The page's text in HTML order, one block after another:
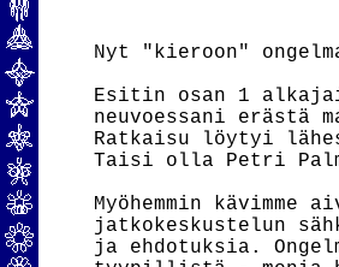
Nyt "kieroon"
Esitin osan 1
neuvoessani erästä
Ratkaisu löytyi
Taisi olla Petri
Myöhemmin
jatkokeskustelun
ja ehdotuksia.